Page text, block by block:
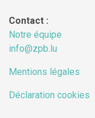
Contact :
Notre équipe
info@zpb.lu
Mentions légales
Déclaration cookies